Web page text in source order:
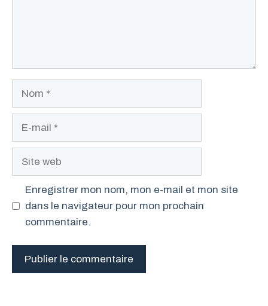
Enregistrer mon nom, mon e-mail et mon site
dans le navigateur pour mon prochain
commentaire.